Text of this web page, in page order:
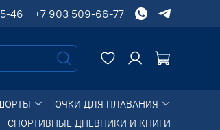
46 +7 903 509-66-77
ОЧКИ ДЛЯ ПЛАВАНИЯ
СПОРТИВНЫЕ ДНЕВНИКИ И КНИГИ